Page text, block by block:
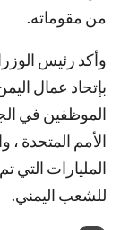
من مقوماته.
وأكد رئيس
بإتحاد عمال
الموظفين في
الأمم المتحدة ،
المليارات التي
للشعب اليمني.